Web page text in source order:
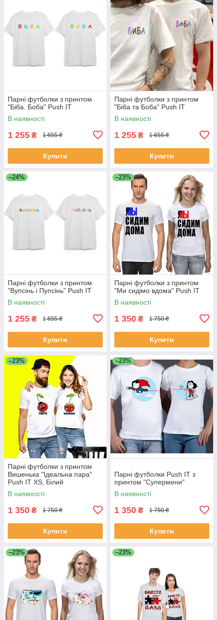
Парні футболки з принтом
"Біба. Боба" Push IT
В наявності
1 255 ₴ 1 655 ₴
Купити
Парні футболки з принтом
"Біба та Боба" Push IT
В наявності
1 255 ₴ 1 655 ₴
Купити
–24%
Парні футболки з принтом
"Вупсінь і Пупсінь" Push IT
В наявності
1 255 ₴ 1 655 ₴
Купити
–23%
Парні футболки з принтом
"Ми сидімо вдома" Push IT
В наявності
1 350 ₴ 1 750 ₴
Купити
–23%
Парні футболки з принтом
Вишенька "Ідеальна пара"
Push IT XS, Білий
В наявності
1 350 ₴ 1 750 ₴
Купити
–23%
Парні футболки Push IT з
принтом "Супермени"
В наявності
1 350 ₴ 1 750 ₴
Купити
–23% –23%